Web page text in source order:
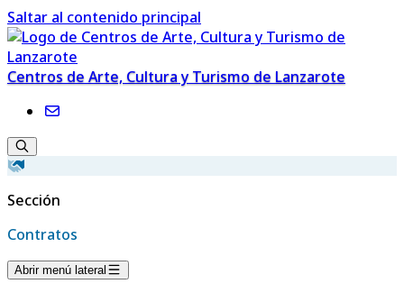
Saltar al contenido principal
Centros de Arte, Cultura y Turismo de Lanzarote
Sección
Contratos
Abrir menú lateral